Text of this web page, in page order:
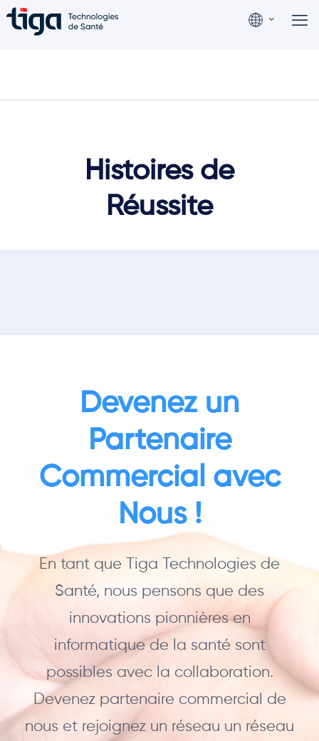
Histoires de
Réussite
Devenez un
Partenaire
Commercial avec
Nous !
En tant que Tiga Technologies de
Santé, nous pensons que des
innovations pionnières en
informatique de la santé sont
possibles avec la collaboration.
Devenez partenaire commercial de
nous et rejoignez un réseau un réseau